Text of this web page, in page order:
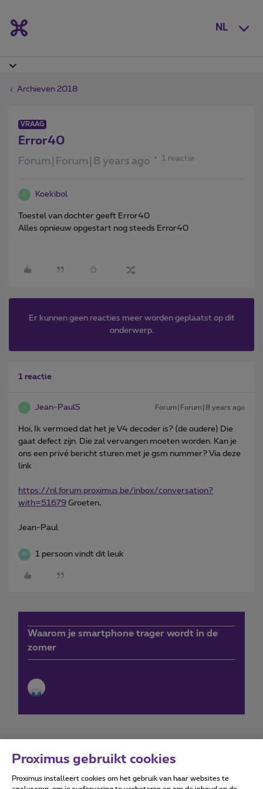
NL
Archieven 2018
VRAAG
Error40
Forum|Forum|8 years ago 1 reactie
K Koekibol
Toestel van dochter geeft Error40
Alles opnieuw opgestart nog steeds Error40
Er kunnen geen reacties meer worden geplaatst op dit
onderwerp.
1 reactie
J Jean-PaulS Forum|Forum|8 years ago
Hoi, Ik vermoed dat het je V4 decoder is? (de oudere) Die
gaat defect zijn. Die zal vervangen moeten worden. Kan je
ons een privé bericht sturen met je gsm nummer? Via deze
link
https://nl.forum.proximus.be/inbox/conversation?
with=51679 Groeten,
Jean-Paul
W 1 persoon vindt dit leuk
Waarom je smartphone trager wordt in de
zomer
Forumvoorwaarden Accessibility statement
Proximus gebruikt cookies
Proximus installeert cookies om het gebruik van haar websites te